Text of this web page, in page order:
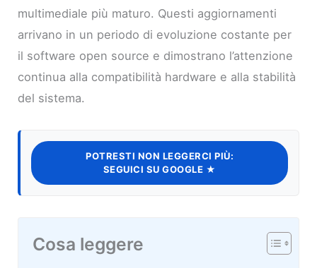
multimediale più maturo. Questi aggiornamenti
arrivano in un periodo di evoluzione costante per
il software open source e dimostrano l’attenzione
continua alla compatibilità hardware e alla stabilità
del sistema.
POTRESTI NON LEGGERCI PIÙ:
SEGUICI SU GOOGLE ★
Cosa leggere